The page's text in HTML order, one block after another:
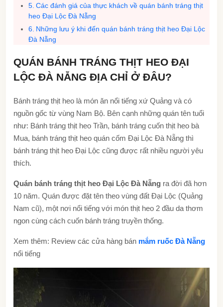
Các đánh giá của thực khách về quán bánh tráng thịt
heo Đại Lộc Đà Nẵng
Những lưu ý khi đến quán bánh tráng thịt heo Đại Lộc
Đà Nẵng
QUÁN BÁNH TRÁNG THỊT HEO ĐẠI
LỘC ĐÀ NẴNG ĐỊA CHỈ Ở ĐÂU?
Bánh tráng thịt heo là món ăn nổi tiếng xứ Quảng và có
nguồn gốc từ vùng Nam Bộ. Bên cạnh những quán tên tuổi
như: Bánh tráng thịt heo Trần, bánh tráng cuốn thịt heo bà
Mua, bánh tráng thịt heo quán cốm Đại Lộc Đà Nẵng thì
bánh tráng thịt heo Đại Lộc cũng được rất nhiều người yêu
thích.
Quán bánh tráng thịt heo Đại Lộc Đà Nẵng ra đời đã hơn
10 năm. Quán được đặt tên theo vùng đất Đại Lộc (Quảng
Nam cũ), một nơi nổi tiếng với món thịt heo 2 đầu da thơm
ngon cùng cách cuốn bánh tráng truyền thống.
Xem thêm: Review các cửa hàng bán mắm ruốc Đà Nẵng
nổi tiếng